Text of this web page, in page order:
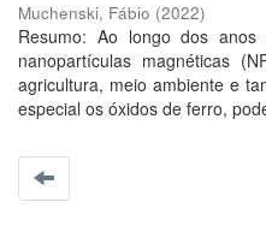
Muchenski, Fábio (2022)
Resumo: Ao longo dos
nanopartículas magnéticas
agricultura, meio ambiente e
especial os óxidos de ferro,